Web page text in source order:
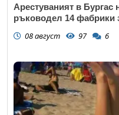
Арестуваният в Бургас
ръководел 14 фабрики
08 август 97 6